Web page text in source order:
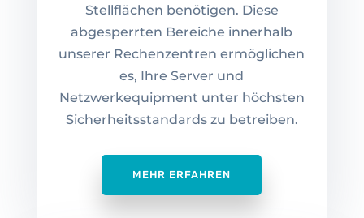
Stellflächen benötigen. Diese
abgesperrten Bereiche innerhalb
unserer Rechenzentren ermöglichen
es, Ihre Server und
Netzwerkequipment unter höchsten
Sicherheitsstandards zu betreiben.
MEHR ERFAHREN